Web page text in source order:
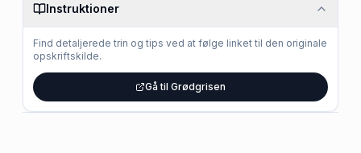
Instruktioner
Find detaljerede trin og tips ved at følge linket til den originale
opskriftskilde.
Gå til Grødgrisen